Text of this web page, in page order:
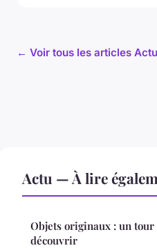
← Voir tous les articles Actu
Actu — À lire
Objets originaux : un
découvrir